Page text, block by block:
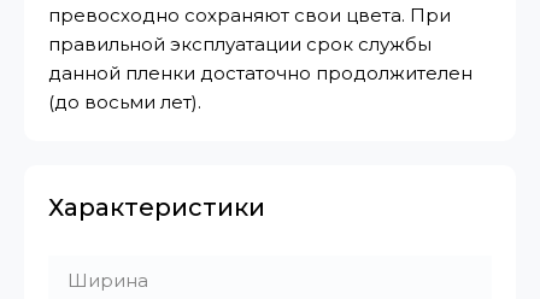
превосходно сохраняют свои цвета. При
правильной эксплуатации срок службы
данной пленки достаточно продолжителен
(до восьми лет).
Характеристики
Ширина